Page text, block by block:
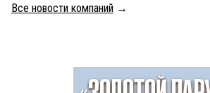
Все новости компаний →